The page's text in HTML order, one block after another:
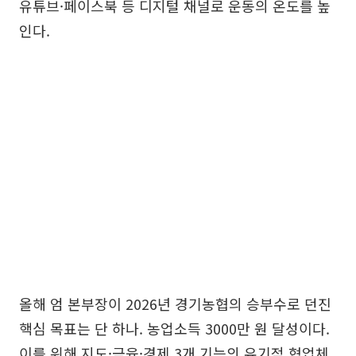
유튜브·페이스북 등 디지털 채널로 운동의 온도를 높
인다.
올해 엄 본부장이 2026년 경기농협의 승부수로 던진
핵심 목표는 단 하나. 농업소득 3000만 원 달성이다.